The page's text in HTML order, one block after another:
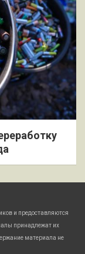
и предоставляются
принадлежат их
материала не